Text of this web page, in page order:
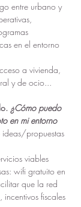
entre urbano y
en el entorno
a vivienda,
y de ocio...
¿Cómo puedo
en mi entorno
ideas/propuestas
viables
wifi gratuito en
que la red
fiscales